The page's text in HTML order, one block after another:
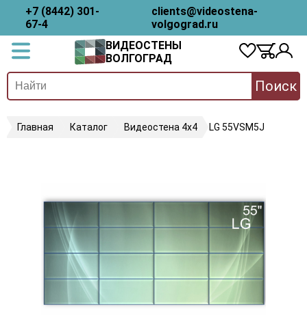
+7 (8442) 301-
67-4
clients@videostena-
volgograd.ru
ВИДЕОСТЕНЫ
ВОЛГОГРАД
Поиск
Главная Каталог Видеостена 4х4 LG 55VSM5J